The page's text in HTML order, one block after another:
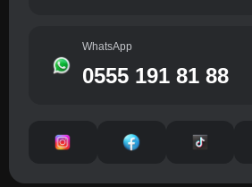
WhatsApp
0555 191 81 88